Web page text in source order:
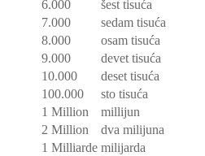
6.000
šest tisuća
7.000
sedam tisuća
8.000
osam tisuća
9.000
devet tisuća
10.000
deset tisuća
100.000
sto tisuća
1 Million
millijun
2 Million
dva milijuna
1 Milliarde milijarda